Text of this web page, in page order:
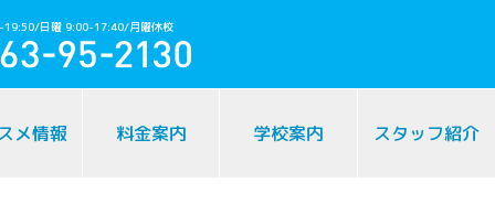
19:50/日曜 9:00-17:40/月曜休校
メ情報 料金案内 学校案内 スタッフ紹介